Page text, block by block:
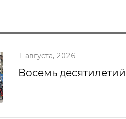
1 августа, 2026
Восемь